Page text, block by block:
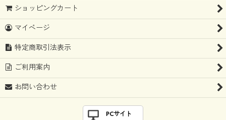
ショッピングカート
マイページ
特定商取引法表示
ご利用案内
お問い合わせ
PCサイト